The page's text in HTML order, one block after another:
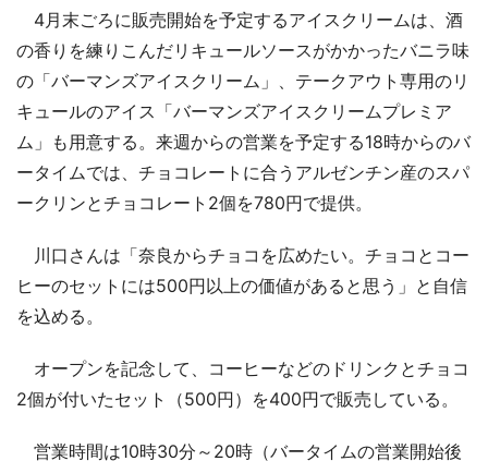
4月末ごろに販売開始を予定するアイスクリームは、酒
の香りを練りこんだリキュールソースがかかったバニラ味
の「バーマンズアイスクリーム」、テークアウト専用のリ
キュールのアイス「バーマンズアイスクリームプレミア
ム」も用意する。来週からの営業を予定する18時からのバ
ータイムでは、チョコレートに合うアルゼンチン産のスパ
ークリンとチョコレート2個を780円で提供。
川口さんは「奈良からチョコを広めたい。チョコとコー
ヒーのセットには500円以上の価値があると思う」と自信
を込める。
オープンを記念して、コーヒーなどのドリンクとチョコ
2個が付いたセット（500円）を400円で販売している。
営業時間は10時30分～20時（バータイムの営業開始後